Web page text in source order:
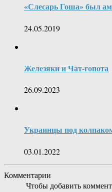
«Слесарь Гоша» был
24.05.2019
Железяки и Чат-гопота
26.09.2023
Украинцы под
03.01.2022
Комментарии
Чтобы добавить